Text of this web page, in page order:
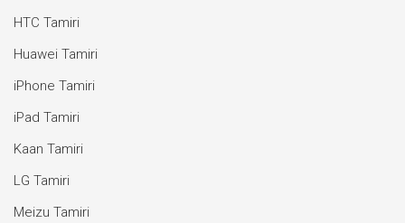
HTC Tamiri
Huawei Tamiri
iPhone Tamiri
iPad Tamiri
Kaan Tamiri
LG Tamiri
Meizu Tamiri